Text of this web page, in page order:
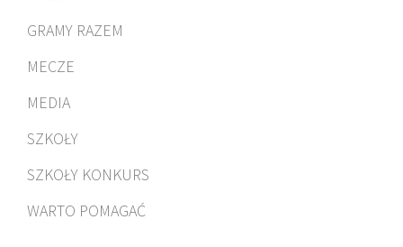
GRAMY RAZEM
MECZE
MEDIA
SZKOŁY
SZKOŁY KONKURS
WARTO POMAGAĆ